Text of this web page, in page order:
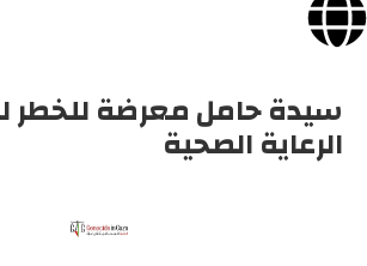
سيدة حامل معرضة للخطر
الرعاية الصحية